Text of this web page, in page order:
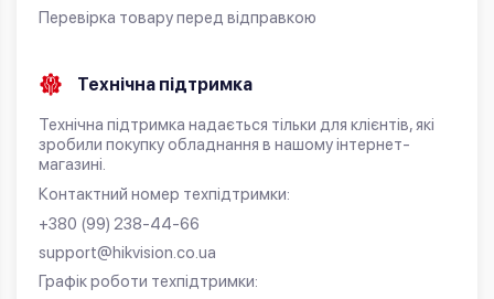
Перевірка товару перед відправкою
Технічна підтримка
Технічна підтримка надається тільки для клієнтів, які
зробили покупку обладнання в нашому інтернет-
магазині.
Контактний номер техпідтримки:
+380 (99) 238-44-66
support@hikvision.co.ua
Графік роботи техпідтримки: